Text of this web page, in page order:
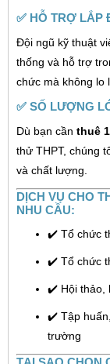
✅ HỖ TRỢ LẮP
Đội ngũ kỹ thuật
thống và hỗ trợ
chức mà không lo
✅ SỐ LƯỢNG
Dù bạn cần thuê
thử THPT, chúng
và chất lượng.
DỊCH VỤ CHO
NHU CẦU:
✔️ Tổ chức
✔️ Tổ chức
✔️ Hội thảo,
✔️ Tập
trường